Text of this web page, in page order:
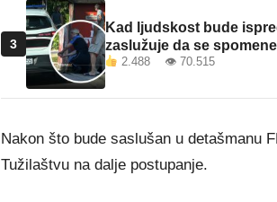
3
Kad ljudskost bude
zaslužuje da se spomene
2.488 👁 70.515
Nakon što bude saslušan u detašmanu
Tužilaštvu na dalje postupanje.